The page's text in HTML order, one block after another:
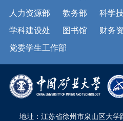
人力资源部
教务部 科学
学科建设处
图书馆 财务
党委学生工作部
地址：江苏省徐州市泉山区大